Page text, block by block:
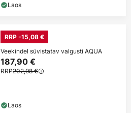
Laos
RRP -15,08 €
Veekindel süvistatav valgusti AQUA
187,90 €
RRP202,98 €
Laos